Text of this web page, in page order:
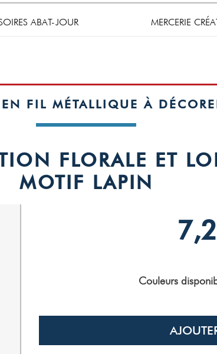
ABAT-JOUR MERCERIE
FIL MÉTALLIQUE À
FLORALE ET
MOTIF LAPIN
Couleurs